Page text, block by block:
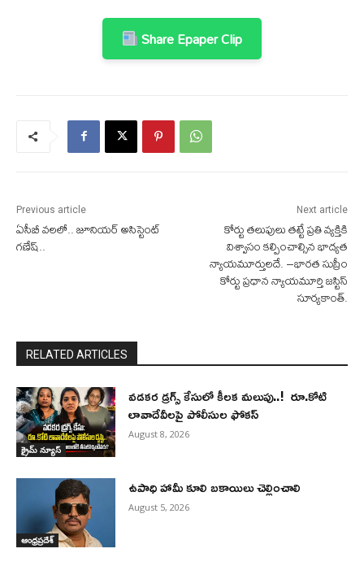
Share Epaper Clip
Previous article
ఏసీబీ వలలో.. జూనియర్ అసిస్టెంట్
గణేష్..
Next article
కోర్టు తలుపులు తట్టే ప్రతి వ్యక్తికి
విశ్వాసం కల్పించాల్సిన భాద్యత
న్యాయమూర్తులదే. –భారత సుప్రీం
కోర్టు ప్రధాన న్యాయమూర్తి జస్టిస్
సూర్యకాంత్.
RELATED ARTICLES
క్రైమ్ న్యూస్
వడకర డ్రగ్స్ కేసులో కీలక మలుపు..! రూ.కోటి
లావాదేవీలపై పోలీసుల ఫోకస్‌
August 8, 2026
ఆంధ్రప్రదేశ్
ఉపాధి హామీ కూలి బకాయిలు చెల్లించాలి
August 5, 2026